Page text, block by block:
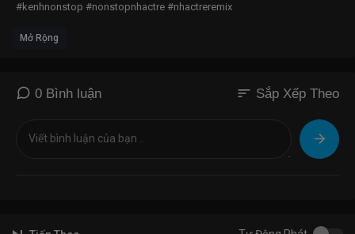
#kenhnonstop #nonstopnhactre #nhactreremix
☞ LH Vấn Đề Bản Quyền:
--------------------------------------------------------------------
Mở Rộng
0 Bình luận sort Sắp Xếp Theo